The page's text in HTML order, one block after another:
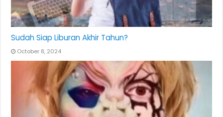
Sudah Siap Liburan Akhir Tahun?
October 8, 2024